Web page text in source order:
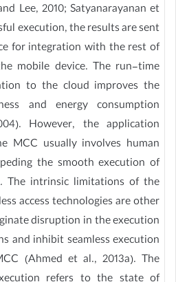
Lee, 2010; Satyanarayanan et
execution, the results are sent
for integration with the rest of
mobile device. The run-time
to the cloud improves the
and energy consumption
However, the application
MCC usually involves human
the smooth execution of
The intrinsic limitations of the
access technologies are other
disruption in the execution
and inhibit seamless execution
(Ahmed et al., 2013a). The